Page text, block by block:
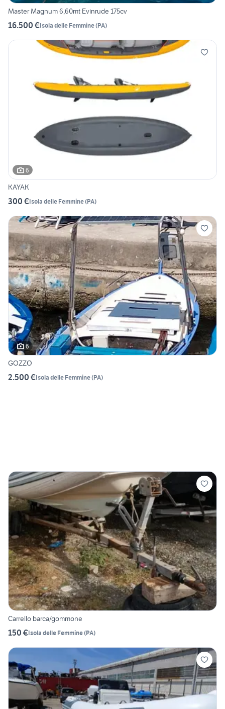
Master Magnum 6,60mt Evinrude 175cv
16.500 €Isola delle Femmine(PA)
6
KAYAK
300 €Isola delle Femmine(PA)
6
GOZZO
2.500 €Isola delle Femmine(PA)
Carrello barca/gommone
150 €Isola delle Femmine(PA)